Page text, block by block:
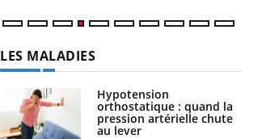
LES MALADIES
Hypotension
orthostatique : quand la
pression artérielle chute
au lever